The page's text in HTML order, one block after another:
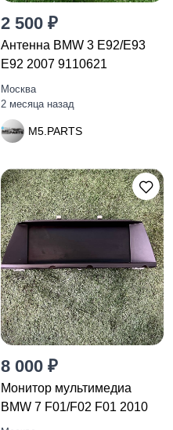
2 500 ₽
Антенна BMW 3 E92/E93
E92 2007 9110621
Москва
2 месяца назад
M5.PARTS
8 000 ₽
Монитор мультимедиа
BMW 7 F01/F02 F01 2010